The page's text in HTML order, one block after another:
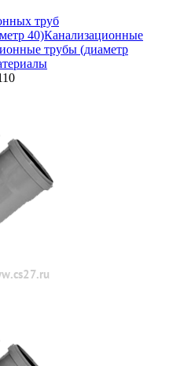
труб
40)Канализационные
трубы (диаметр